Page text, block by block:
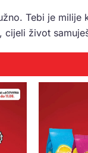
Tebi je milije
cijeli život